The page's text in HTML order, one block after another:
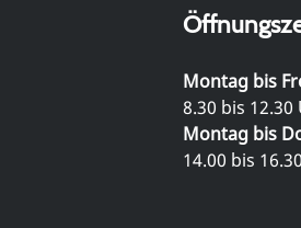
Montag bis
8.30 bis 12.30
Montag bis
14.00 bis